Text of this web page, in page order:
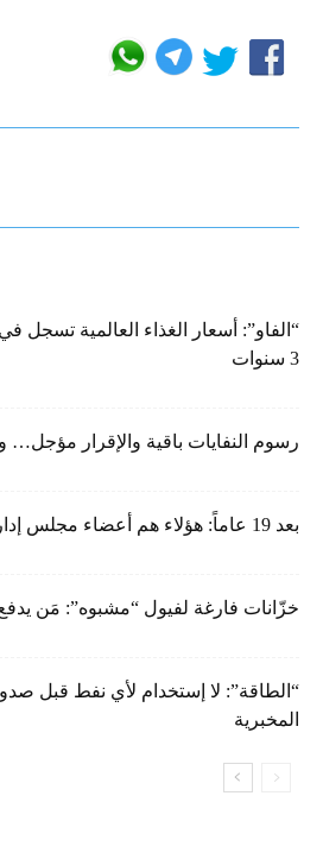
“الفاو”: أسعار الغذاء العالمية
3 سنوات
رسوم النفايات باقية والإقرار مؤجل…
بعد 19 عاماً: هؤلاء هم أعضاء مجلس إدارة الضمان الاجتماعي
خزّانات فارغة لفيول “مشبوه”: مَن
“الطاقة”: لا إستخدام لأي نفط قبل
المخبرية